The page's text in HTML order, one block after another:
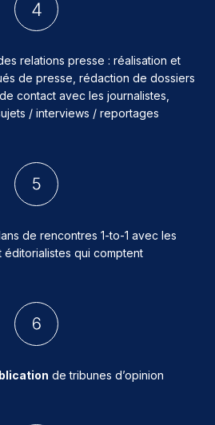
relations presse : réalisation et
de presse, rédaction de dossiers
contact avec les journalistes,
/ interviews / reportages
de rencontres 1-to-1 avec les
éditorialistes qui comptent
de tribunes d’opinion